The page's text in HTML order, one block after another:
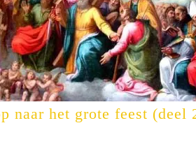
naar het grote feest (deel